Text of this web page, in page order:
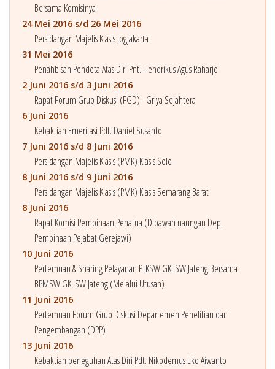
Bersama Komisinya
24 Mei 2016 s/d 26 Mei 2016
Persidangan Majelis Klasis Jogjakarta
31 Mei 2016
Penahbisan Pendeta Atas Diri Pnt. Hendrikus Agus Raharjo
2 Juni 2016 s/d 3 Juni 2016
Rapat Forum Grup Diskusi (FGD) - Griya Sejahtera
6 Juni 2016
Kebaktian Emeritasi Pdt. Daniel Susanto
7 Juni 2016 s/d 8 Juni 2016
Persidangan Majelis Klasis (PMK) Klasis Solo
8 Juni 2016 s/d 9 Juni 2016
Persidangan Majelis Klasis (PMK) Klasis Semarang Barat
8 Juni 2016
Rapat Komisi Pembinaan Penatua (Dibawah naungan Dep.
Pembinaan Pejabat Gerejawi)
10 Juni 2016
Pertemuan & Sharing Pelayanan PTKSW GKI SW Jateng Bersama
BPMSW GKI SW Jateng (Melalui Utusan)
11 Juni 2016
Pertemuan Forum Grup Diskusi Departemen Penelitian dan
Pengembangan (DPP)
13 Juni 2016
Kebaktian peneguhan Atas Diri Pdt. Nikodemus Eko Aiwanto